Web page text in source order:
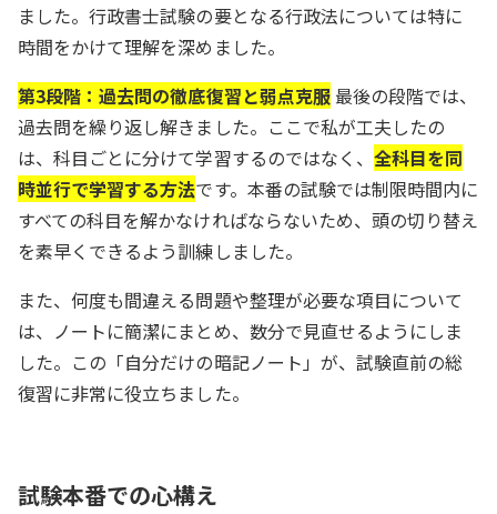
ました。行政書士試験の要となる行政法については特に
時間をかけて理解を深めました。
第3段階：過去問の徹底復習と弱点克服最後の段階では、
過去問を繰り返し解きました。ここで私が工夫したの
は、科目ごとに分けて学習するのではなく、 全科目を同
時並行で学習する方法です。本番の試験では制限時間内に
すべての科目を解かなければならないため、頭の切り替え
を素早くできるよう訓練しました。
また、何度も間違える問題や整理が必要な項目について
は、ノートに簡潔にまとめ、数分で見直せるようにしま
した。この「自分だけの暗記ノート」が、試験直前の総
復習に非常に役立ちました。
試験本番での心構え